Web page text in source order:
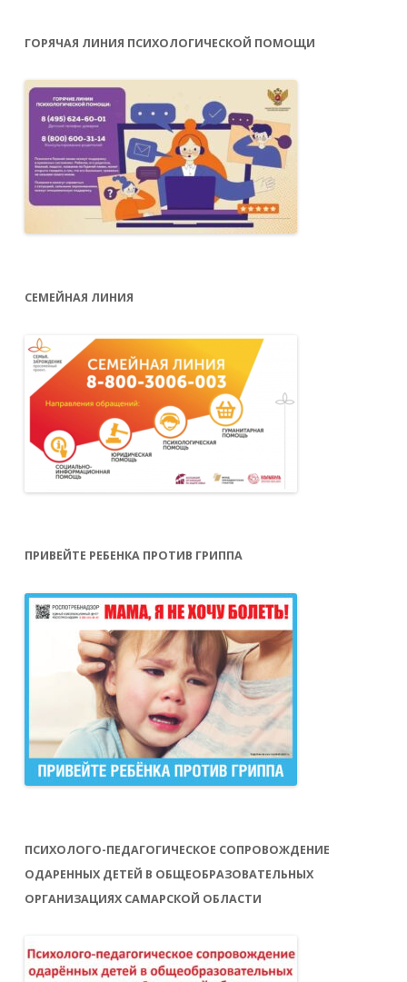
ГОРЯЧАЯ ЛИНИЯ ПСИХОЛОГИЧЕСКОЙ ПОМОЩИ
СЕМЕЙНАЯ ЛИНИЯ
ПРИВЕЙТЕ РЕБЕНКА ПРОТИВ ГРИППА
ПСИХОЛОГО-ПЕДАГОГИЧЕСКОЕ СОПРОВОЖДЕНИЕ
ОДАРЕННЫХ ДЕТЕЙ В ОБЩЕОБРАЗОВАТЕЛЬНЫХ
ОРГАНИЗАЦИЯХ САМАРСКОЙ ОБЛАСТИ